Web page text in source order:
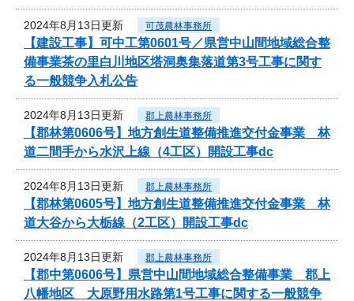
2024年8月13日更新 可茂農林事務所
【建設工事】可中工第0601号／県営中山間地域総合整
備事業茶の里白川地区塔洞奥集落道第3号工事に関す
る一般競争入札公告
2024年8月13日更新 郡上農林事務所
【郡林第0606号】地方創生道整備推進交付金事業 林
道二間手から水沢上線（4工区）開設工事dc
2024年8月13日更新 郡上農林事務所
【郡林第0605号】地方創生道整備推進交付金事業 林
道大谷から大栃線（2工区）開設工事dc
2024年8月13日更新 郡上農林事務所
【郡中第0606号】県営中山間地域総合整備事業 郡上
八幡地区 大原野用水路第1号工事に関する一般競争